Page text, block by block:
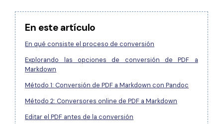
Centro de descargas
Actualización
Actualizar a PDFelement V12.
En este artículo
En qué consiste el proceso de conversión
Explorando las opciones de conversión de PDF a
Markdown
Método 1: Conversión de PDF a Markdown con Pandoc
Método 2: Conversores online de PDF a Markdown
Editar el PDF antes de la conversión